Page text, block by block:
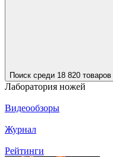
Поиск среди 18 820 товаров
Лаборатория ножей
Видеообзоры
Журнал
Рейтинги